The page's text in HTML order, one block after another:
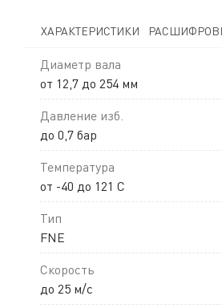
ХАРАКТЕРИСТИКИ
Диаметр вала
от 12,7 до 254 мм
Давление изб.
до 0,7 бар
Температура
от -40 до 121 C
Тип
FNE
Скорость
до 25 м/с